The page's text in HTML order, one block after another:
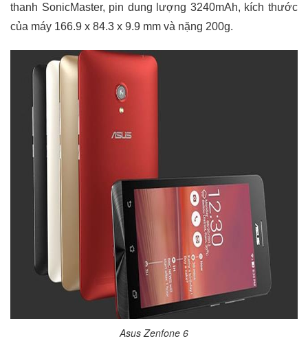
thanh SonicMaster, pin dung lượng 3240mAh, kích thước
của máy 166.9 x 84.3 x 9.9 mm và nặng 200g.
Asus Zenfone 6